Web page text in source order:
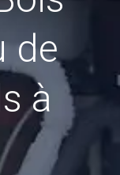
de
à